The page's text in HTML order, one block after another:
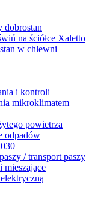
dobrostan
na ściółce Xaletto
w chlewni
i kontroli
mikroklimatem
powietrza
odpadów
/ transport paszy
mieszające